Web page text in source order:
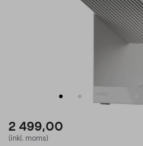
2 499,00
(inkl. moms)